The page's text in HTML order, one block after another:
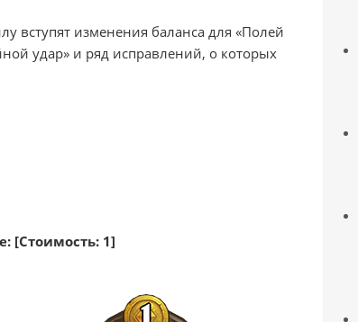
вступят изменения баланса для «Полей
удар» и ряд исправлений, о которых
[Стоимость: 1]